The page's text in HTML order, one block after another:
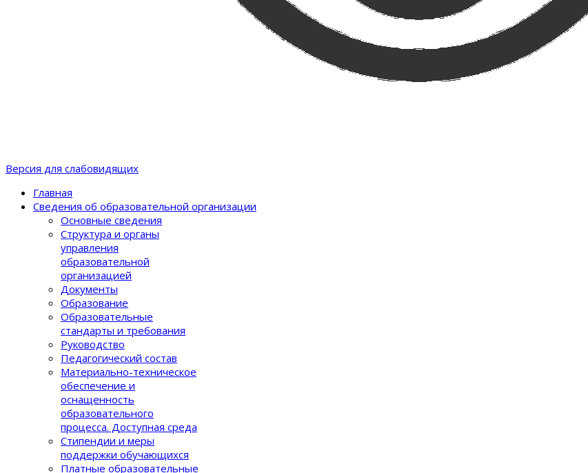
Версия для слабовидящих
Главная
Сведения об образовательной организации
Основные сведения
Структура и органы
управления
образовательной
организацией
Документы
Образование
Образовательные
стандарты и требования
Руководство
Педагогический состав
Материально-техническое
обеспечение и
оснащенность
образовательного
процеcса. Доступная среда
Стипендии и меры
поддержки обучающихся
Платные образовательные